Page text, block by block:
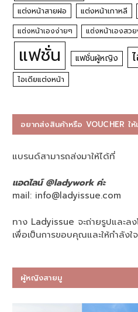
แต่งหน้าสายฝอ แต่งหน้าเกาหลี
แต่งหน้าเองง่ายๆ แต่งหน้าเองสว
แฟชั่น แฟชั่นผู้หญิง
ไอเดียแต่งหน้า
อยากส่งสินค้าหรือ VOUCHER ใ
แบรนด์สามารถส่งมาให้ได้ที่
แอดไลน์ @ladywork ค่ะ
mail: info@ladyissue.com
ทาง Ladyissue จะถ่ายรูปและ
เพื่อเป็นการขอบคุณและให้กำลังใ
ผู้หญิงสายมู